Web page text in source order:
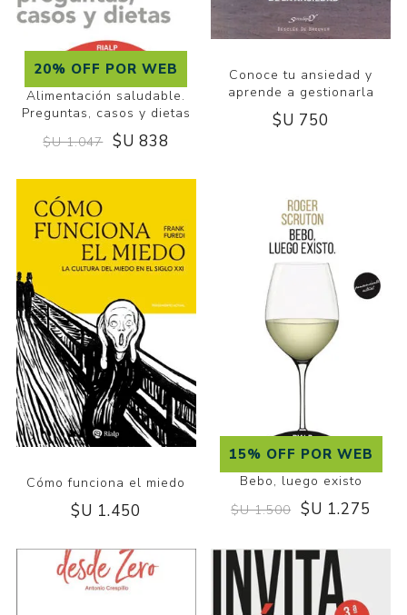
20% OFF POR WEB
Alimentación saludable.
Preguntas, casos y dietas
$U 1.047 $U 838
Conoce tu ansiedad y
aprende a gestionarla
$U 750
Cómo funciona el miedo
$U 1.450
15% OFF POR WEB
Bebo, luego existo
$U 1.500 $U 1.275